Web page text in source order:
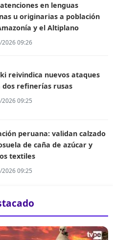
en lenguas
u originarias a población
y el Altiplano
09:26
reivindica nuevos ataques
dos refinerías rusas
09:25
peruana: validan calzado
de caña de azúcar y
textiles
09:25